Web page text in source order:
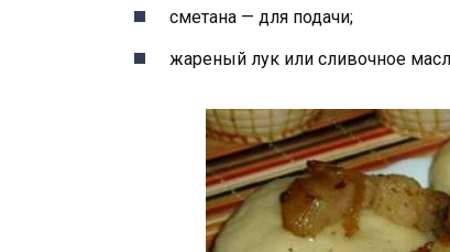
сметана — для подачи;
жареный лук или сливочное